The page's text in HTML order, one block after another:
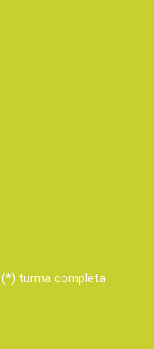
(*) turma completa